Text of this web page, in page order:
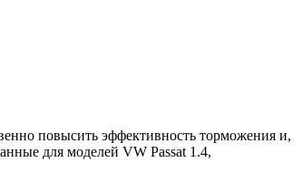
повысить эффективность торможения и,
для моделей VW Passat 1.4,